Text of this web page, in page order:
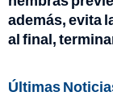
además, evita
al final,
Últimas